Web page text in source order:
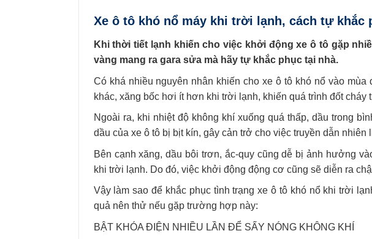
Xe ô tô khó nổ máy khi trời lạnh, cách tự khắc
Khi thời tiết lạnh khiến cho việc khởi động xe ô tô gặp
vàng mang ra gara sửa mà hãy tự khắc phục tại nhà.
Có khá nhiều nguyên nhân khiến cho xe ô tô khó nổ vào
khác, xăng bốc hơi ít hơn khi trời lạnh, khiến quá trình đốt cháy
Ngoài ra, khi nhiệt độ không khí xuống quá thấp, dầu trong
dầu của xe ô tô bị bịt kín, gây cản trở cho việc truyền dẫn
Bên cạnh xăng, dầu bôi trơn, ắc-quy cũng dễ bị ảnh hưởng
khi trời lạnh. Do đó, việc khởi động động cơ cũng sẽ diễn ra
Vậy làm sao để khắc phục tình trạng xe ô tô khó nổ khi trời
quả nên thử nếu gặp trường hợp này:
BẬT KHÓA ĐIỆN NHIỀU LẦN ĐỂ SẤY NÓNG KHÔNG KHÍ